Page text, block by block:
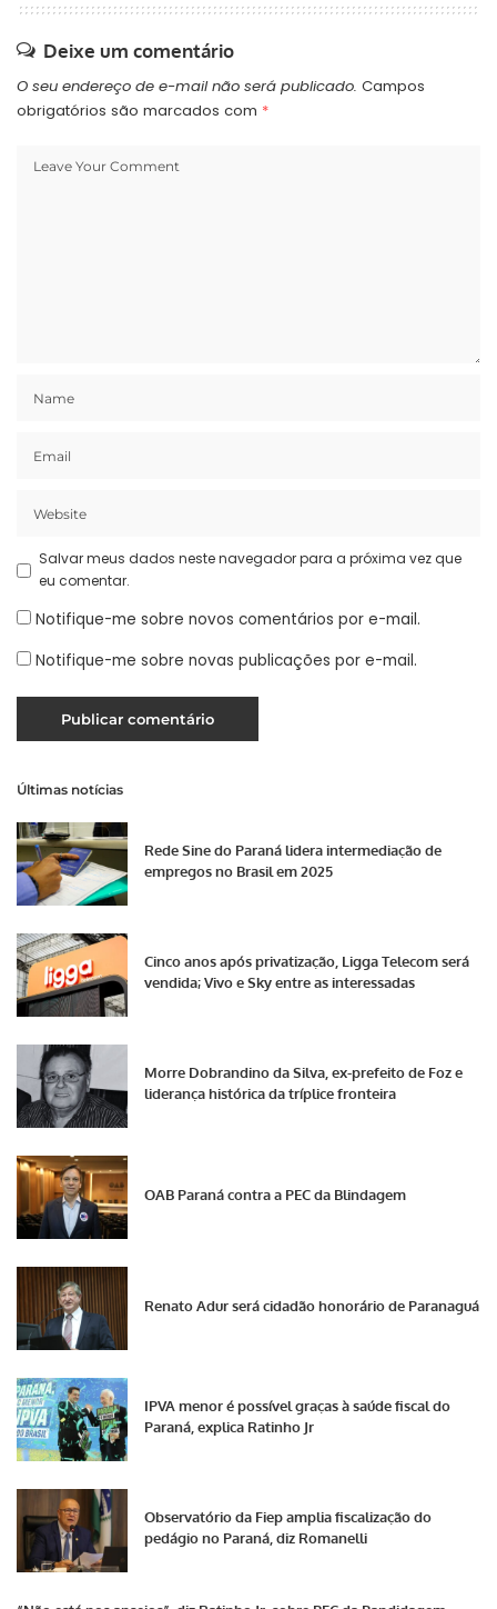
superior a 7,1% no
Deixe um comentário
O seu endereço de e-mail não será publicado. Campos
obrigatórios são marcados com *
Salvar meus dados neste navegador para a próxima vez que
eu comentar.
Notifique-me sobre novos comentários por e-mail.
Notifique-me sobre novas publicações por e-mail.
Últimas notícias
Rede Sine do Paraná lidera intermediação de
empregos no Brasil em 2025
Cinco anos após privatização, Ligga Telecom será
vendida; Vivo e Sky entre as interessadas
Morre Dobrandino da Silva, ex-prefeito de Foz e
liderança histórica da tríplice fronteira
OAB Paraná contra a PEC da Blindagem
Renato Adur será cidadão honorário de Paranaguá
IPVA menor é possível graças à saúde fiscal do
Paraná, explica Ratinho Jr
Observatório da Fiep amplia fiscalização do
pedágio no Paraná, diz Romanelli